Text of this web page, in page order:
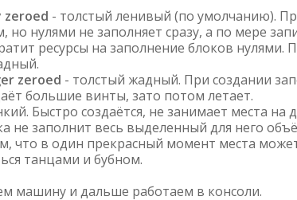
zeroed - толстый ленивый (по умолчанию).
нулями не заполняет сразу, а по мере
ресурсы на заполнение блоков нулями.
zeroed - толстый жадный. При создании
большие винты, зато потом летает.
Быстро создаётся, не занимает места на
не заполнит весь выделенный для него
что в один прекрасный момент места
танцами и бубном.
машину и дальше работаем в консоли.